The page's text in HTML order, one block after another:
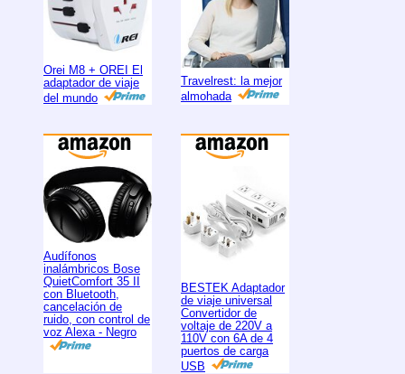
Orei M8 + OREI El
adaptador de viaje
del mundo
Travelrest: la mejor
almohada
Audífonos
inalámbricos Bose
QuietComfort 35 II
con Bluetooth,
cancelación de
ruido, con control de
voz Alexa - Negro
BESTEK Adaptador
de viaje universal
Convertidor de
voltaje de 220V a
110V con 6A de 4
puertos de carga
USB